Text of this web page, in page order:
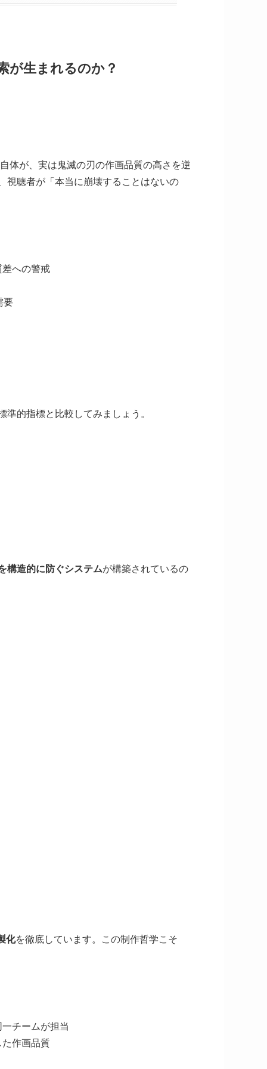
が生まれるのか？
体が、実は鬼滅の刃の作画品質の高さを逆
視聴者が「本当に崩壊することはないの
への警戒
要
的指標と比較してみましょう。
構造的に防ぐシステムが構築されているの
化を徹底しています。この制作哲学こそ
チームが担当
作画品質